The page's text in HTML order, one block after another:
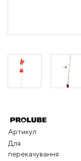
Артикул
Для
перекачування